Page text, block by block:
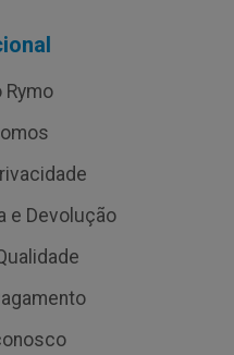
Rymo
e Devolução